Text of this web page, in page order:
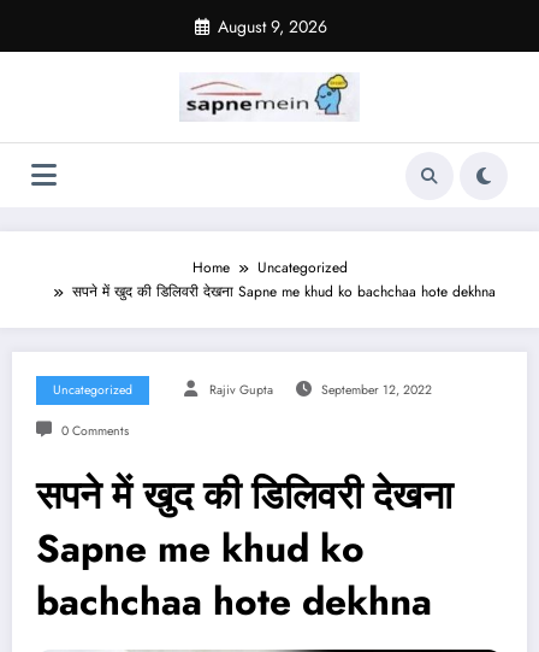
content
August 9, 2026
Home
Uncategorized
सपने में खुद की डिलिवरी देखना Sapne me khud ko bachchaa hote dekhna
Uncategorized Rajiv Gupta September 12, 2022
0 Comments
सपने में खुद की डिलिवरी देखना
Sapne me khud ko
bachchaa hote dekhna